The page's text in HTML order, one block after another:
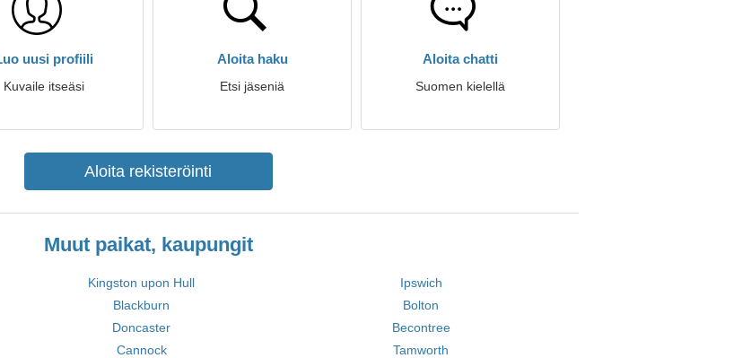
uusi profiili
Kuvaile itseäsi
Aloita haku
Etsi jäseniä
Aloita chatti
Suomen kielellä
Aloita rekisteröinti
Muut paikat, kaupungit
Kingston upon Hull
Ipswich
Blackburn
Bolton
Doncaster
Becontree
Cannock Tamworth